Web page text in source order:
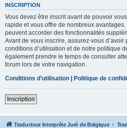
INSCRIPTION
Vous devez être inscrit avant de pouvoir
rapide et vous offre de nombreux
peuvent accorder des fonctionnalités
Avant de vous inscrire, assurez-vous
conditions d’utilisation et de notre politique
également prendre le temps de consulter
forum lors de votre navigation.
Conditions d’utilisation | Politique de
Inscription
Traducteur Interprète Juré de Belgique